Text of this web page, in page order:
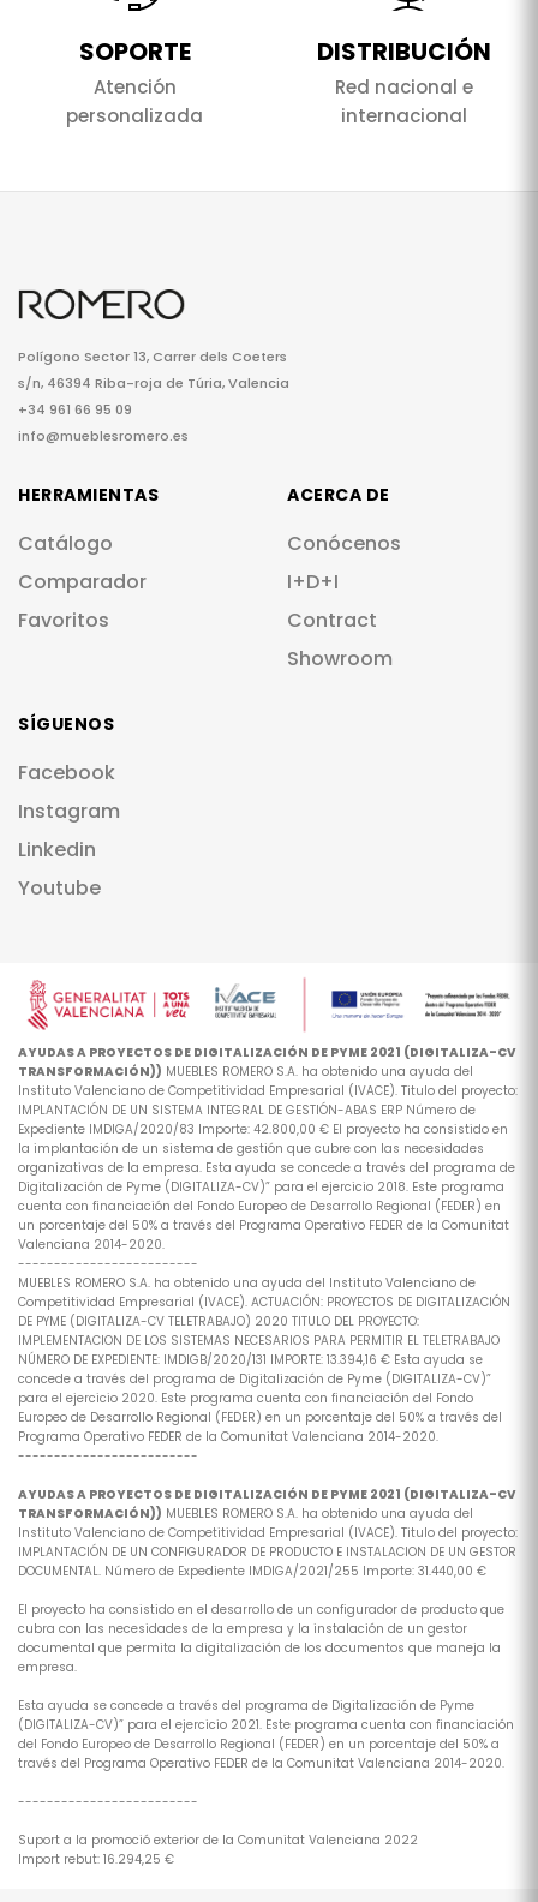
SOPORTE
Atención
personalizada
DISTRIBUCIÓN
Red nacional e
internacional
Polígono Sector 13, Carrer dels Coeters
s/n, 46394 Riba-roja de Túria, Valencia
+34 961 66 95 09
info@mueblesromero.es
HERRAMIENTAS
Catálogo
Comparador
Favoritos
ACERCA DE
Conócenos
I+D+I
Contract
Showroom
SÍGUENOS
Facebook
Instagram
Linkedin
Youtube
AYUDAS A PROYECTOS DE DIGITALIZACIÓN DE PYME 2021 (DIGITALIZA-CV
TRANSFORMACIÓN)) MUEBLES ROMERO S.A. ha obtenido una ayuda del
Instituto Valenciano de Competitividad Empresarial (IVACE). Titulo del proyecto:
IMPLANTACIÓN DE UN SISTEMA INTEGRAL DE GESTIÓN-ABAS ERP Número de
Expediente IMDIGA/2020/83 Importe: 42.800,00 € El proyecto ha consistido en
la implantación de un sistema de gestión que cubre con las necesidades
organizativas de la empresa. Esta ayuda se concede a través del programa de
Digitalización de Pyme (DIGITALIZA-CV)” para el ejercicio 2018. Este programa
cuenta con financiación del Fondo Europeo de Desarrollo Regional (FEDER) en
un porcentaje del 50% a través del Programa Operativo FEDER de la Comunitat
Valenciana 2014-2020.
-------------------------
MUEBLES ROMERO S.A. ha obtenido una ayuda del Instituto Valenciano de
Competitividad Empresarial (IVACE). ACTUACIÓN: PROYECTOS DE DIGITALIZACIÓN
DE PYME (DIGITALIZA-CV TELETRABAJO) 2020 TITULO DEL PROYECTO:
IMPLEMENTACION DE LOS SISTEMAS NECESARIOS PARA PERMITIR EL TELETRABAJO
NÚMERO DE EXPEDIENTE: IMDIGB/2020/131 IMPORTE: 13.394,16 € Esta ayuda se
concede a través del programa de Digitalización de Pyme (DIGITALIZA-CV)”
para el ejercicio 2020. Este programa cuenta con financiación del Fondo
Europeo de Desarrollo Regional (FEDER) en un porcentaje del 50% a través del
Programa Operativo FEDER de la Comunitat Valenciana 2014-2020.
-------------------------
AYUDAS A PROYECTOS DE DIGITALIZACIÓN DE PYME 2021 (DIGITALIZA-CV
TRANSFORMACIÓN)) MUEBLES ROMERO S.A. ha obtenido una ayuda del
Instituto Valenciano de Competitividad Empresarial (IVACE). Titulo del proyecto:
IMPLANTACIÓN DE UN CONFIGURADOR DE PRODUCTO E INSTALACION DE UN GESTOR
DOCUMENTAL. Número de Expediente IMDIGA/2021/255 Importe: 31.440,00 €
El proyecto ha consistido en el desarrollo de un configurador de producto que
cubra con las necesidades de la empresa y la instalación de un gestor
documental que permita la digitalización de los documentos que maneja la
empresa.
Esta ayuda se concede a través del programa de Digitalización de Pyme
(DIGITALIZA-CV)” para el ejercicio 2021. Este programa cuenta con financiación
del Fondo Europeo de Desarrollo Regional (FEDER) en un porcentaje del 50% a
través del Programa Operativo FEDER de la Comunitat Valenciana 2014-2020.
-------------------------
Suport a la promoció exterior de la Comunitat Valenciana 2022
Import rebut: 16.294,25 €